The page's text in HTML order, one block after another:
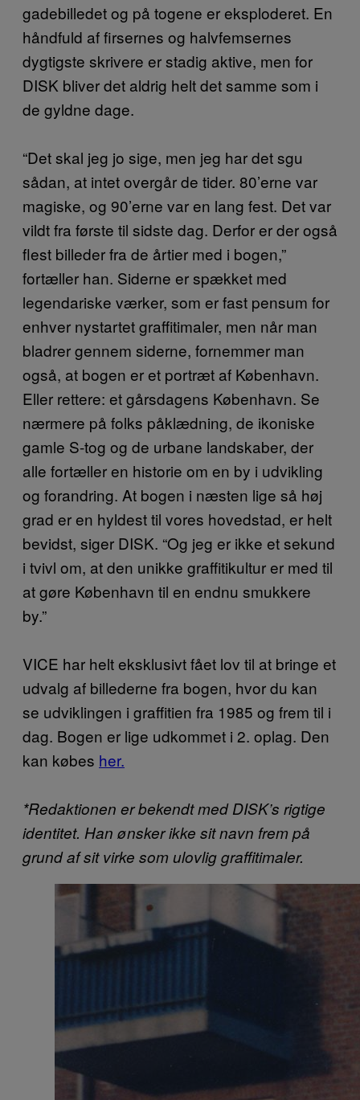
gadebilledet og på togene er eksploderet. En
håndfuld af firsernes og halvfemsernes
dygtigste skrivere er stadig aktive, men for
DISK bliver det aldrig helt det samme som i
de gyldne dage.
“Det skal jeg jo sige, men jeg har det sgu
sådan, at intet overgår de tider. 80’erne var
magiske, og 90’erne var en lang fest. Det var
vildt fra første til sidste dag. Derfor er der også
flest billeder fra de årtier med i bogen,”
fortæller han. Siderne er spækket med
legendariske værker, som er fast pensum for
enhver nystartet graffitimaler, men når man
bladrer gennem siderne, fornemmer man
også, at bogen er et portræt af København.
Eller rettere: et gårsdagens København. Se
nærmere på folks påklædning, de ikoniske
gamle S-tog og de urbane landskaber, der
alle fortæller en historie om en by i udvikling
og forandring. At bogen i næsten lige så høj
grad er en hyldest til vores hovedstad, er helt
bevidst, siger DISK. “Og jeg er ikke et sekund
i tvivl om, at den unikke graffitikultur er med til
at gøre København til en endnu smukkere
by.”
VICE har helt eksklusivt fået lov til at bringe et
udvalg af billederne fra bogen, hvor du kan
se udviklingen i graffitien fra 1985 og frem til i
dag. Bogen er lige udkommet i 2. oplag. Den
kan købes her.
*Redaktionen er bekendt med DISK’s rigtige
identitet. Han ønsker ikke sit navn frem på
grund af sit virke som ulovlig graffitimaler.